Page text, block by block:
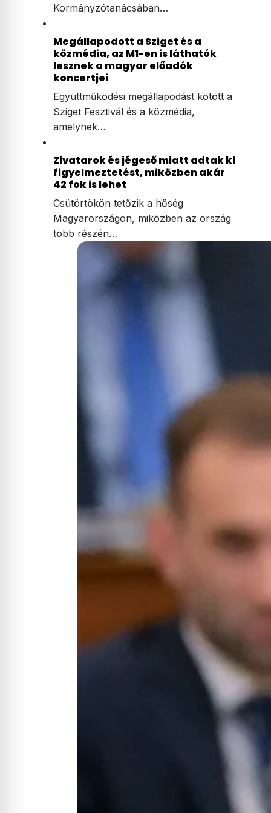
Kormányzótanácsában…
Megállapodott a Sziget és a
közmédia, az M1-en is láthatók
lesznek a magyar előadók
koncertjei
Együttműködési megállapodást kötött a
Sziget Fesztivál és a közmédia,
amelynek…
Zivatarok és jégeső miatt adtak ki
figyelmeztetést, miközben akár
42 fok is lehet
Csütörtökön tetőzik a hőség
Magyarországon, miközben az ország
több részén…